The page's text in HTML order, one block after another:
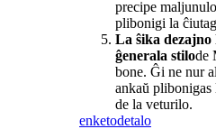
precipe
plibonigi la
La ŝika
ĝenerala stilode
bone. Ĝi ne nur
ankaŭ
de la veturilo.
enketodetalo